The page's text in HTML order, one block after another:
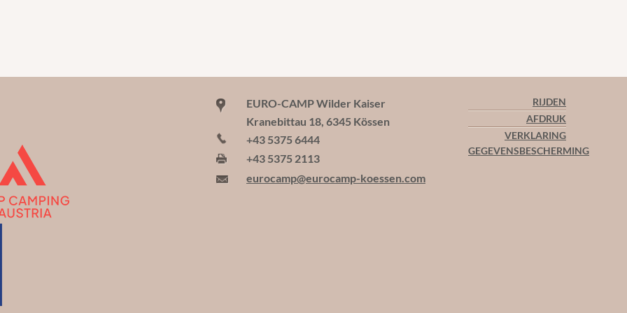
EURO-CAMP Wilder Kaiser
Kranebittau 18, 6345 Kössen
+43 5375 6444
+43 5375 2113
eurocamp@eurocamp-koessen.com
RIJDEN
AFDRUK
VERKLARING
GEGEVENSBESCHERMING